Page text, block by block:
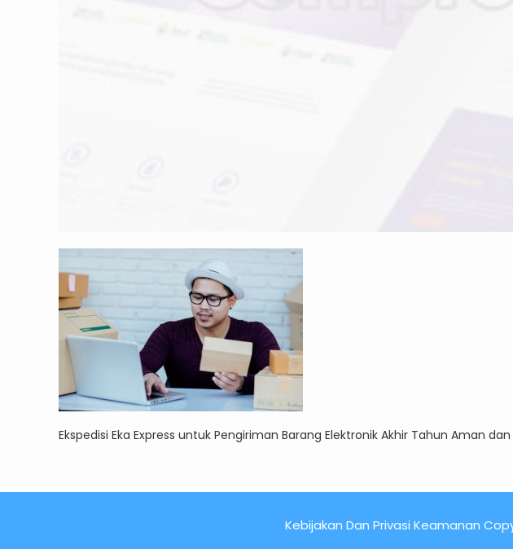
Ekspedisi Eka Express untuk Pengiriman Barang Elektronik Akhir Tahun Aman
Kebijakan Dan Privasi Keamanan